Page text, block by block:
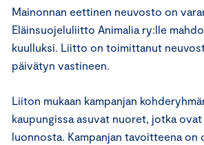
Mainonnan eettinen neuvosto on
Eläinsuojeluliitto Animalia ry:lle
kuulluksi. Liitto on toimittanut
päivätyn vastineen.
Liiton mukaan kampanjan
kaupungissa asuvat nuoret, jotka
luonnosta. Kampanjan tavoitteena on